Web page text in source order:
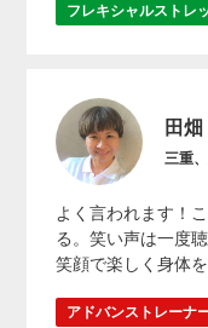
フレキシャルストレ
田
三重
よく言われます！
る。笑い声は一度
笑顔で楽しく身体
アドバンストレーナ